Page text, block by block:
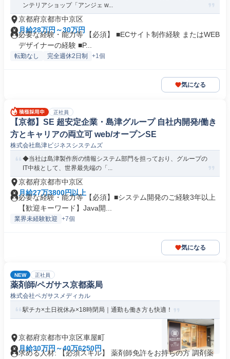
ンテリアショップ「アンジェ w...
京都府京都市中京区
月給28万円～30万円
必要な経験・能力等 【必須】 ■ECサイト制作経験 またはWEB
デザイナーの経験 ■P...
転勤なし 完全週休2日制 +1個
気になる
正社員
【京都】SE 超安定企業・島津グループ 自社内開発/働き
方とキャリアの両立可 web/オープンSE
株式会社島津ビジネスシステムズ
◆当社は島津製作所の情報システム部門を担っており、グループの
IT中核として、世界最先端の「...
京都府京都市中京区
月給27万3800円以上
必要な経験・能力等 【必須】■システム開発のご経験3年以上
【歓迎キーワード】Java開...
業界未経験歓迎 +7個
気になる
NEW 正社員
薬剤師/ペガサス京都薬局
株式会社ペガサスメディカル
駅チカ×土日祝休み×18時閉局｜通勤も働き方も快適！
京都府京都市中京区車屋町
月給30万円～40万6250円
求める人材: 【必須スキル】 薬剤師免許をお持ちの方 調剤薬